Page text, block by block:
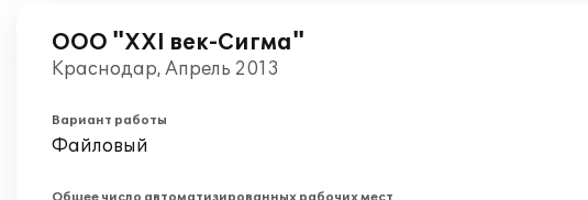
ООО "XXI век-Сигма"
Краснодар, Апрель 2013
Вариант работы
Файловый